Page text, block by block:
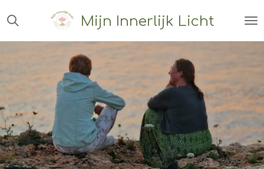
Ga
hoofdinhoud
Mijn Innerlijk Licht